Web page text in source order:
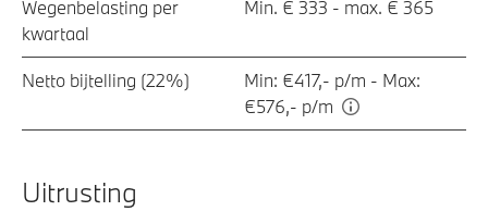
Wegenbelasting per
kwartaal
Min. € 333 - max. € 365
Netto bijtelling (22%)
Min: €417,- p/m - Max:
€576,- p/m
Uitrusting